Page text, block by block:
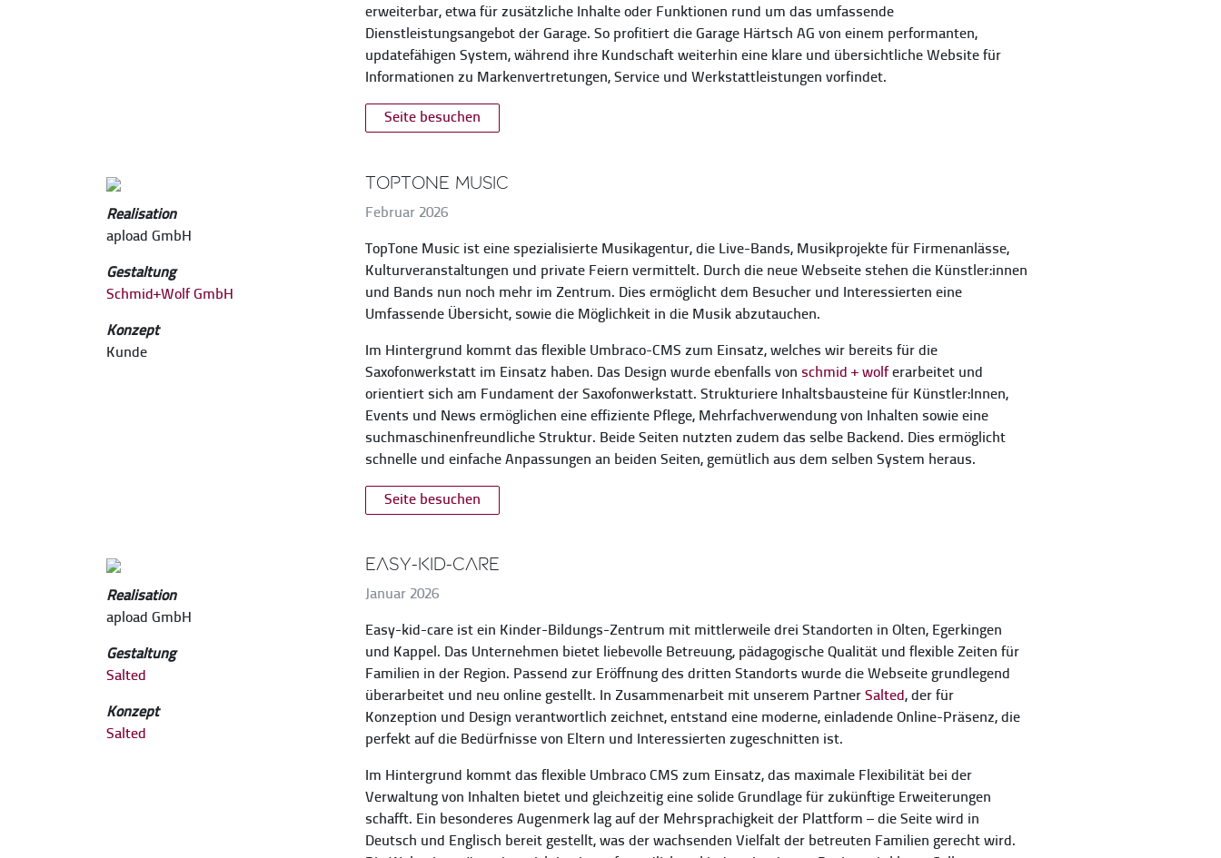
erweiterbar, etwa für zusätzliche Inhalte oder Funktionen rund um das umfassende
Dienstleistungsangebot der Garage. So profitiert die Garage Härtsch AG von einem performanten,
updatefähigen System, während ihre Kundschaft weiterhin eine klare und übersichtliche Website für
Informationen zu Markenvertretungen, Service und Werkstattleistungen vorfindet.
Seite besuchen
Realisation
apload GmbH
Gestaltung
Schmid+Wolf GmbH
Konzept
Kunde
TopTone Music
Februar 2026
TopTone Music ist eine spezialisierte Musikagentur, die Live‑Bands, Musikprojekte für Firmenanlässe,
Kulturveranstaltungen und private Feiern vermittelt. Durch die neue Webseite stehen die Künstler:innen
und Bands nun noch mehr im Zentrum. Dies ermöglicht dem Besucher und Interessierten eine
Umfassende Übersicht, sowie die Möglichkeit in die Musik abzutauchen.
Im Hintergrund kommt das flexible Umbraco-CMS zum Einsatz, welches wir bereits für die
Saxofonwerkstatt im Einsatz haben. Das Design wurde ebenfalls von schmid + wolf erarbeitet und
orientiert sich am Fundament der Saxofonwerkstatt. Strukturiere Inhaltsbausteine für Künstler:Innen,
Events und News ermöglichen eine effiziente Pflege, Mehrfachverwendung von Inhalten sowie eine
suchmaschinenfreundliche Struktur. Beide Seiten nutzten zudem das selbe Backend. Dies ermöglicht
schnelle und einfache Anpassungen an beiden Seiten, gemütlich aus dem selben System heraus.
Seite besuchen
Realisation
apload GmbH
Gestaltung
Salted
Konzept
Salted
EASY-KID-CARE
Januar 2026
Easy-kid-care ist ein Kinder-Bildungs-Zentrum mit mittlerweile drei Standorten in Olten, Egerkingen
und Kappel. Das Unternehmen bietet liebevolle Betreuung, pädagogische Qualität und flexible Zeiten für
Familien in der Region. Passend zur Eröffnung des dritten Standorts wurde die Webseite grundlegend
überarbeitet und neu online gestellt. In Zusammenarbeit mit unserem Partner Salted, der für
Konzeption und Design verantwortlich zeichnet, entstand eine moderne, einladende Online-Präsenz, die
perfekt auf die Bedürfnisse von Eltern und Interessierten zugeschnitten ist.
Im Hintergrund kommt das flexible Umbraco CMS zum Einsatz, das maximale Flexibilität bei der
Verwaltung von Inhalten bietet und gleichzeitig eine solide Grundlage für zukünftige Erweiterungen
schafft. Ein besonderes Augenmerk lag auf der Mehrsprachigkeit der Plattform – die Seite wird in
Deutsch und Englisch bereit gestellt, was der wachsenden Vielfalt der betreuten Familien gerecht wird.